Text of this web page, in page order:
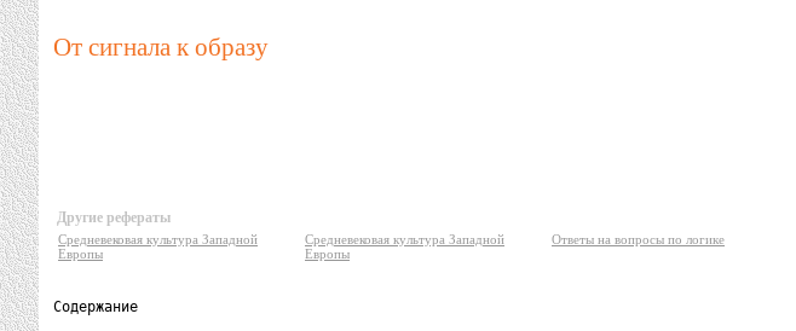
От сигнала к образу
Другие рефераты
Средневековая культура Западной
Европы
Средневековая культура Западной
Европы
Ответы на вопросы по логике
Содержание